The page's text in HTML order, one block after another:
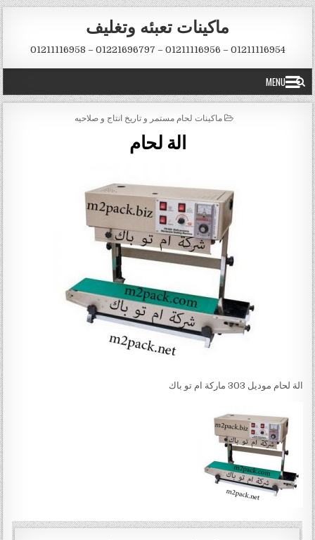
Skip to content
ماكينات تعبئه وتغليف
01211116954 – 01211116956 – 01221696797 – 01211116958
MENU
POSTED IN
ماكينات لحام مستمر و تاريخ انتاج و صلاحيه
الة لحام
الة لحام موديل 303 ماركة ام تو باك